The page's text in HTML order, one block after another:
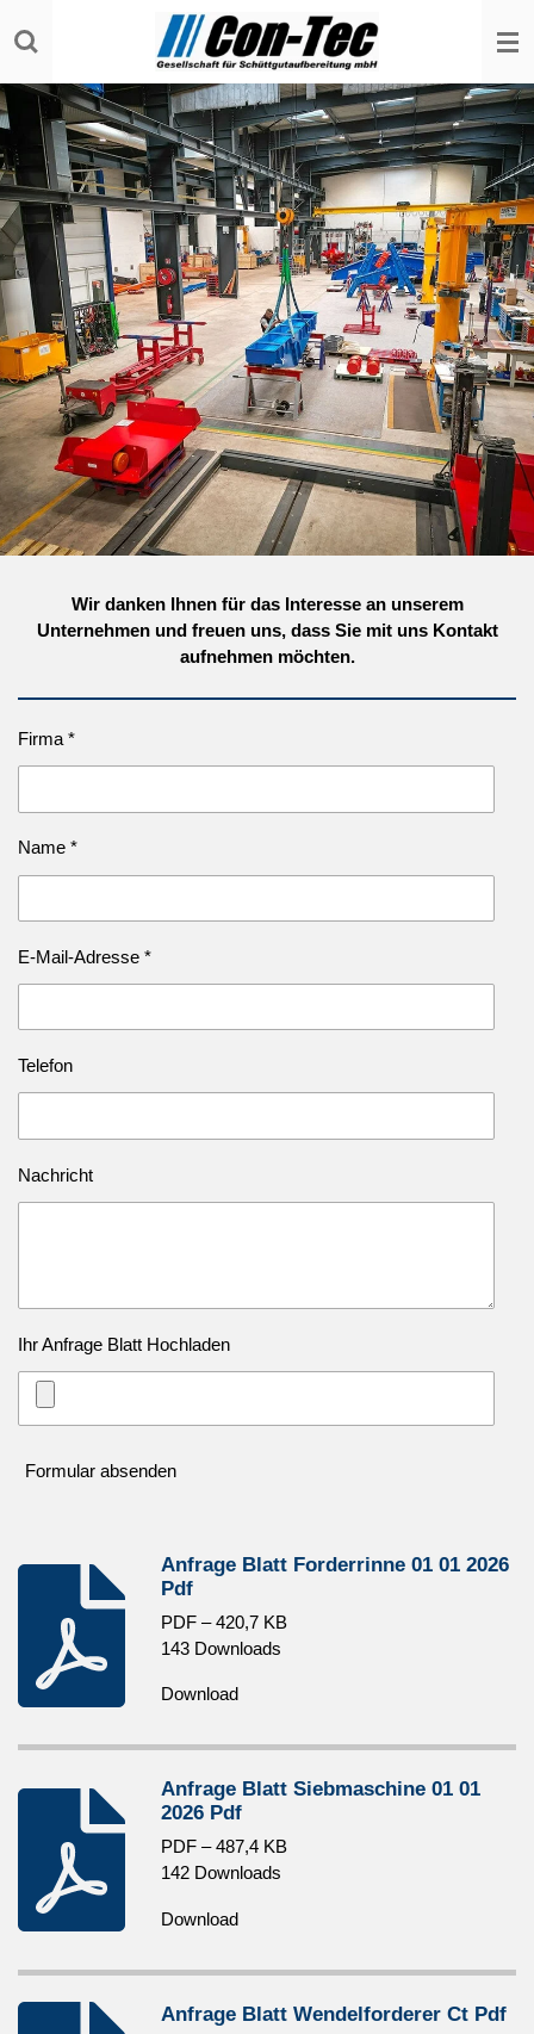
Hauptinhalt
Wir danken Ihnen für das Interesse an unserem
Unternehmen und freuen uns, dass Sie mit uns Kontakt
aufnehmen möchten.
Firma *
Name *
E-Mail-Adresse *
Telefon
Nachricht
Ihr Anfrage Blatt Hochladen
Formular absenden
Anfrage Blatt Forderrinne 01 01 2026
Pdf
PDF – 420,7 KB
143 Downloads
Download
Anfrage Blatt Siebmaschine 01 01
2026 Pdf
PDF – 487,4 KB
142 Downloads
Download
Anfrage Blatt Wendelforderer Ct Pdf